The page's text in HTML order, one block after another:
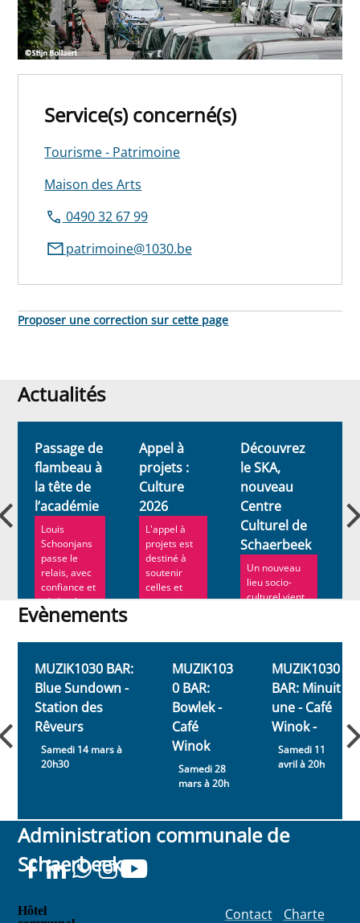
Service(s) concerné(s)
Tourisme - Patrimoine
Maison des Arts
0490 32 67 99
patrimoine@1030.be
Proposer une correction sur cette page
Actualités
Actualités
Passage de
flambeau à
la tête de
l’académie
Louis
Schoonjans
passe le
relais, avec
confiance et
sérénité.
Ann Roe ...
Appel à
projets :
Culture
2026
L'appel à
projets est
destiné à
soutenir
celles et
ceux qui
Découvrez
le SKA,
nouveau
Centre
Culturel de
Schaerbeek
Un nouveau
lieu socio-
culturel vient
Schaerbeek....
Evènements
Evènements
MUZIK1030 BAR:
Blue Sundown -
Station des
Rêveurs
Samedi 14 mars à
20h30
MUZIK103
0 BAR:
Bowlek -
Café
Winok
Samedi 28
mars à 20h
MUZIK1030
BAR: Minuit
une - Café
Winok -
Samedi 11
avril à 20h
Administration communale de
Schaerbeek
Hôtel
Contact Charte